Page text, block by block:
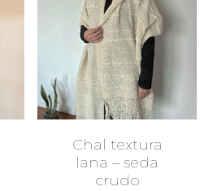
Chal textura
lana – seda
crudo